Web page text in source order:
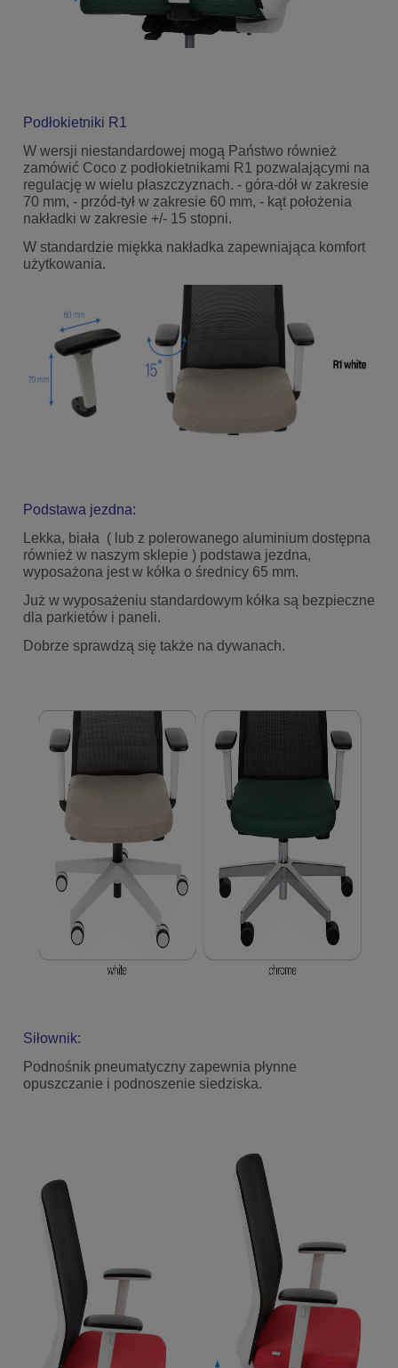
Podłokietniki R1
W wersji niestandardowej mogą Państwo również
zamówić Coco z podłokietnikami R1 pozwalającymi na
regulację w wielu płaszczyznach. - góra-dół w zakresie
70 mm, - przód-tył w zakresie 60 mm, - kąt położenia
nakładki w zakresie +/- 15 stopni.
W standardzie miękka nakładka zapewniająca komfort
użytkowania.
Podstawa jezdna:
Lekka, biała ( lub z polerowanego aluminium dostępna
również w naszym sklepie ) podstawa jezdna,
wyposażona jest w kółka o średnicy 65 mm.
Już w wyposażeniu standardowym kółka są bezpieczne
dla parkietów i paneli.
Dobrze sprawdzą się także na dywanach.
Siłownik:
Podnośnik pneumatyczny zapewnia płynne
opuszczanie i podnoszenie siedziska.